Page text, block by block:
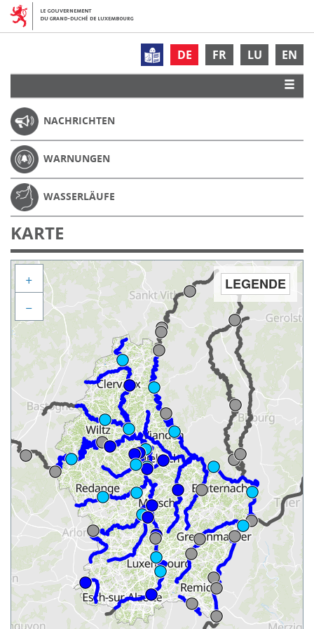
DE FR LU EN
NACHRICHTEN
WARNUNGEN
WASSERLÄUFE
KARTE
LEGENDE
+
−